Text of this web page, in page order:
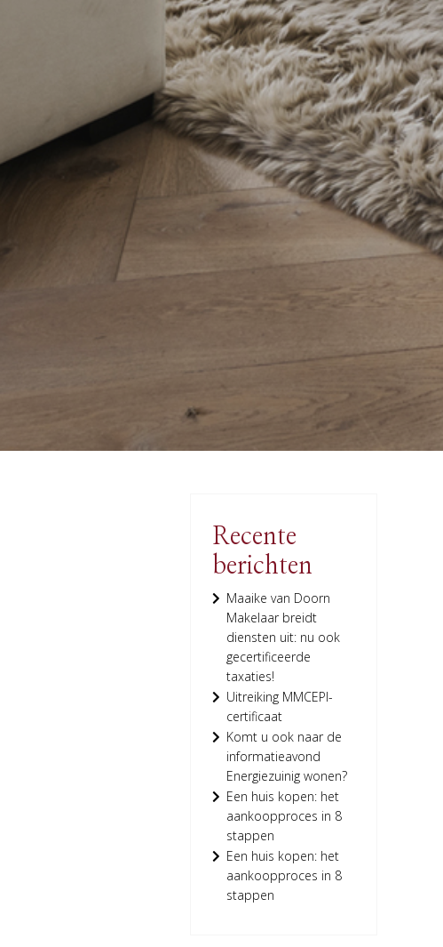
Recente
berichten
Maaike van Doorn
Makelaar breidt
diensten uit: nu ook
gecertificeerde
taxaties!
Uitreiking MMCEPI-
certificaat
Komt u ook naar de
informatieavond
Energiezuinig wonen?
Een huis kopen: het
aankoopproces in 8
stappen
Een huis kopen: het
aankoopproces in 8
stappen